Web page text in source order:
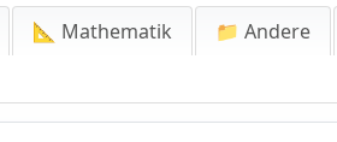
📐 Mathematik 📁 Andere